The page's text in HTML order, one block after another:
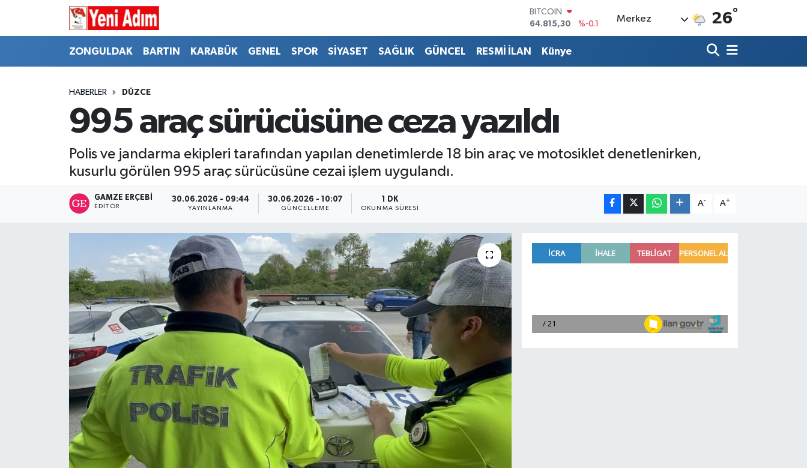
BITCOIN
64.815,30
%-0.1
EURO
55,2510
%0.32
6660.55
BİST100
Merkez 26°
ZONGULDAK BARTIN KARABÜK GENEL SPOR SİYASET SAĞLIK GÜNCEL RESMİ İLAN Künye
HABERLER DÜZCE
995 araç sürücüsüne ceza yazıldı
Polis ve jandarma ekipleri tarafından yapılan denetimlerde 18 bin araç ve motosiklet denetlenirken,
kusurlu görülen 995 araç sürücüsüne cezai işlem uygulandı.
GAMZE ERÇEBI
EDITÖR
30.06.2026 - 09:44
YAYINLANMA
30.06.2026 - 10:07
GÜNCELLEME
1 DK
OKUNMA SÜRESI
A- A+
ZONGULDAK
SİYASET
RESMİ İLAN
ZONGULDAK
KARABÜK
SİYASET
RESMİ İLAN
Zonguldak Hava Durumu
Süper Lig Puan Durumu ve Fikstür
Son Dakika Haberleri
Haber Arşivi